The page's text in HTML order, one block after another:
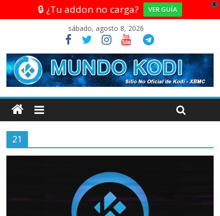
X
🔒 ¿Tu addon no carga? VER GUÍA
sábado, agosto 8, 2026
21